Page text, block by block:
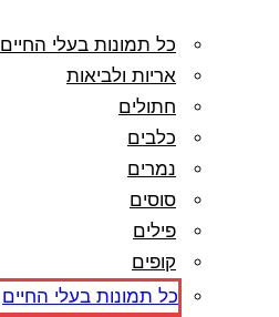
כל תמונות בעלי החיים
אריות ולביאות
חתולים
כלבים
נמרים
סוסים
פילים
קופים
כל תמונות בעלי החיים